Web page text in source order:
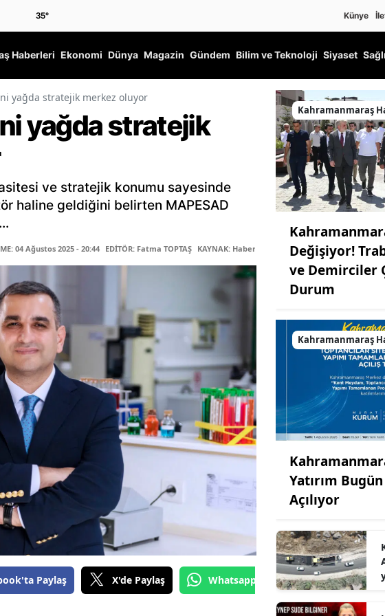
35° Künye
Haberleri Ekonomi Dünya Magazin Gündem Bilim ve Teknoloji Siyaset
yağda stratejik merkez oluyor
yağda stratejik
ve stratejik konumu sayesinde
haline geldiğini belirten MAPESAD
04 Ağustos 2025 - 20:44 EDİTÖR: Fatma TOPTAŞ KAYNAK: Haber Merkezi
Paylaş X'de Paylaş Whatsapp'tan Gönder
Kahramanmaraş
Değişiyor!
ve Demirciler
Durum
Kahramanmaraş
Yatırım
Açılıyor